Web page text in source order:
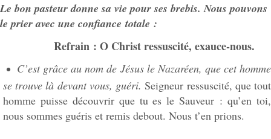
Le bon pasteur donne sa vie pour ses brebis. Nous pouvons
le prier avec une confiance totale :
Refrain : O Christ ressuscité, exauce-nous.
C’est grâce au nom de Jésus le Nazaréen, que cet homme
se trouve là devant vous, guéri.Seigneur ressuscité, que tout
homme puisse découvrir que tu es le Sauveur : qu’en toi,
nous sommes guéris et remis debout. Nous t’en prions.